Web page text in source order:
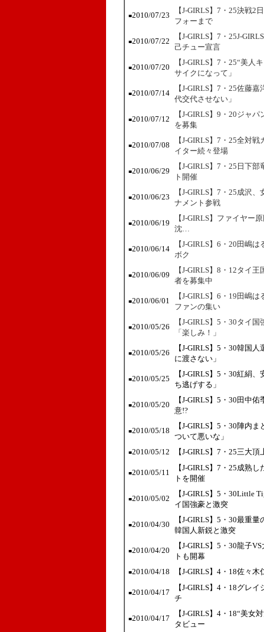
■2010/07/23
【J-GIRLS】7・25決戦
フォーまで
■2010/07/22
【J-GIRLS】7・25J-
己チュー宣言
■2010/07/20
【J-GIRLS】7・25“美人
サイクになって」
■2010/07/14
【J-GIRLS】7・25佐藤
代交代させない」
■2010/07/12
【J-GIRLS】9・20ジャ
を募集
■2010/07/08
【J-GIRLS】7・25全対
イター続々登場
■2010/06/29
【J-GIRLS】7・25日下
ト開催
■2010/06/23
【J-GIRLS】7・25成沢
ナメント参戦
■2010/06/19
【J-GIRLS】ファイヤー
沈…
■2010/06/14
【J-GIRLS】6・20田嶋
ボク
■2010/06/09
【J-GIRLS】8・12タイ
者を募集中
■2010/06/01
【J-GIRLS】6・19田嶋
ファンの集い
■2010/05/26
【J-GIRLS】5・30タイ
「楽しみ！」
■2010/05/26
【J-GIRLS】5・30韓国
に渡さない」
■2010/05/25
【J-GIRLS】5・30紅絹
ち逃げする」
■2010/05/20
【J-GIRLS】5・30田中
意!?
■2010/05/18
【J-GIRLS】5・30陣内
ついて悪いな」
■2010/05/12 【J-GIRLS】7・25三大
■2010/05/11
【J-GIRLS】7・25成熟
トを開催
■2010/05/02
【J-GIRLS】5・30Little
イ国強豪と激突
■2010/04/30
【J-GIRLS】5・30最重
韓国人新鋭と激突
■2010/04/20
【J-GIRLS】5・30龍子
トも開幕
■2010/04/18 【J-GIRLS】4・18佐々
■2010/04/17
【J-GIRLS】4・18グレ
チ
■2010/04/17
【J-GIRLS】4・18“美女
タビュー